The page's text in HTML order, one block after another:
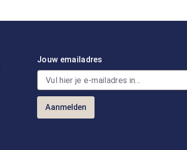
Jouw emailadres
Aanmelden